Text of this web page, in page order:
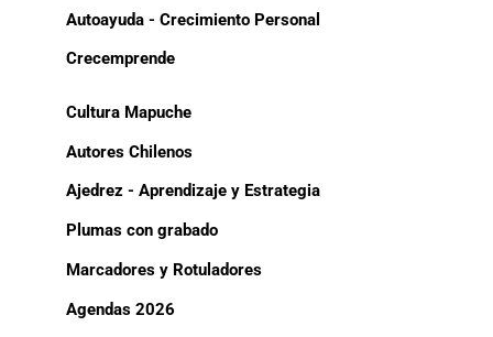
Autoayuda - Crecimiento Personal
Crecemprende
Cultura Mapuche
Autores Chilenos
Ajedrez - Aprendizaje y Estrategia
Plumas con grabado
Marcadores y Rotuladores
Agendas 2026